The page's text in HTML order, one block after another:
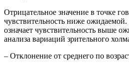
Отрицательное значение в точке
чувствительность ниже
означает чувствительность выше
анализа вариаций зрительного
– Отклонение от среднего по